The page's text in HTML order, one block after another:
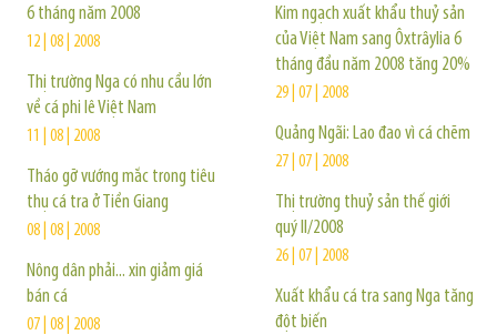
6 tháng năm 2008
12 | 08 | 2008
Thị trường Nga có nhu cầu lớn
về cá phi lê Việt Nam
11 | 08 | 2008
Tháo gỡ vướng mắc trong tiêu
thụ cá tra ở Tiền Giang
08 | 08 | 2008
Nông dân phải... xin giảm giá
bán cá
07 | 08 | 2008
Kim ngạch xuất khẩu thuỷ sản
của Việt Nam sang Ôxtrâylia 6
tháng đầu năm 2008 tăng 20%
29 | 07 | 2008
Quảng Ngãi: Lao đao vì cá chẽm
27 | 07 | 2008
Thị trường thuỷ sản thế giới
quý II/2008
26 | 07 | 2008
Xuất khẩu cá tra sang Nga tăng
đột biến